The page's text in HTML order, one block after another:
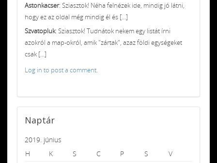
Astonkacser: Sziasztok! Néha felnézek ide, mindig jó látni,
hogy ez az oldal még mindig él és [...]
Szvatopluk: Sziasztok! Tudnátok nekem egy listát írni
azokról a map-okról, amik "zártak", azaz földi egységeket
csak [...]
Log in to post a comment.
Naptár
2019. június
H
K S C P S
V